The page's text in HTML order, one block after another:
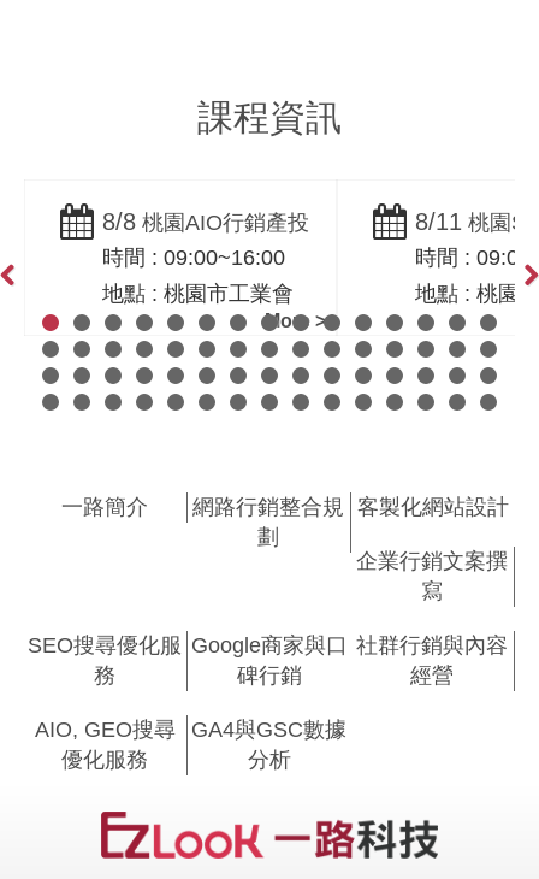
課程資訊
8/8 桃園AIO行銷產投
課程！ AIO × SEO 實
戰｜桃園市工業會-黃
震宇老師親授
時間 : 09:00~16:00
地點 : 桃園市工業會
More >
8/11 桃園
SEO革命：
GEO網路行
｜一路科技
時間 :
地點 : 桃園
一路簡介
網路行銷整合規
劃
客製化網站設計
企業行銷文案撰
寫
SEO搜尋優化服
務
Google商家與口
碑行銷
社群行銷與內容
經營
AIO, GEO搜尋
優化服務
GA4與GSC數據
分析